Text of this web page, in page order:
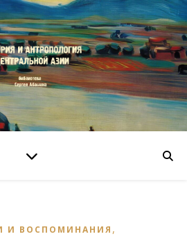
И ВОСПОМИНАНИЯ ,